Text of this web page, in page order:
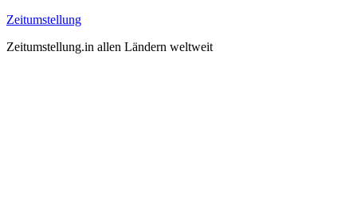
Zeitumstellung
Zeitumstellung.in allen Ländern weltweit